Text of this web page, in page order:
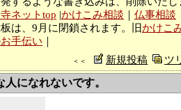
ネットtop |かけこみ相談 仏事相談
板は、9月に閉鎖されます。旧かけこ
手伝い
＜＜ 新規投稿 ツ
人になれないです。